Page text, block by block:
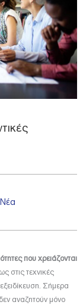
Νέα
που χρειάζονται
στις τεχνικές
Σήμερα
αναζητούν μόνο